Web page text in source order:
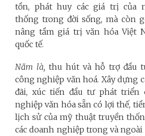
tồn, phát huy các giá trị của
thống trong đời sống, mà còn
nâng tầm giá trị văn hóa Việt
quốc tế.
Năm là,thu hút và hỗ trợ đầu
công nghiệp văn hoá. Xây dựng
đãi, xúc tiến đầu tư phát triển
nghiệp văn hóa sẵn có lợi thế,
lịch sử của mỹ thuật truyền
các doanh nghiệp trong và